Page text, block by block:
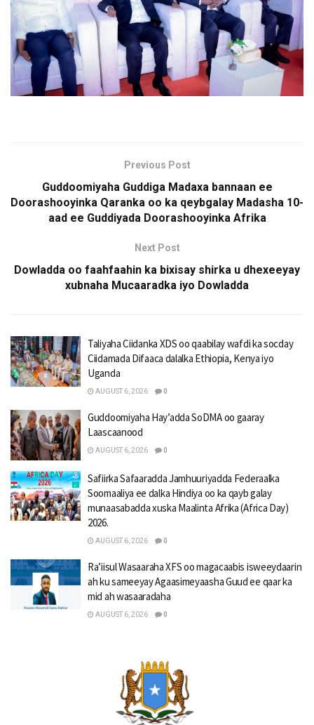
Previous Post
Guddoomiyaha Guddiga Madaxa bannaan ee
Doorashooyinka Qaranka oo ka qeybgalay Madasha 10-
aad ee Guddiyada Doorashooyinka Afrika
Next Post
Dowladda oo faahfaahin ka bixisay shirka u dhexeeyay
xubnaha Mucaaradka iyo Dowladda
Taliyaha Ciidanka XDS oo qaabilay wafdi ka socday
Ciidamada Difaaca dalalka Ethiopia, Kenya iyo
Uganda
AUGUST 6, 2026 0
Guddoomiyaha Hay’adda SoDMA oo gaaray
Laascaanood
AUGUST 6, 2026 0
Safiirka Safaaradda Jamhuuriyadda Federaalka
Soomaaliya ee dalka Hindiya oo ka qayb galay
munaasabadda xuska Maalinta Afrika (Africa Day)
2026.
AUGUST 6, 2026 0
Ra’iisul Wasaaraha XFS oo magacaabis isweeydaarin
ah ku sameeyay Agaasimeyaasha Guud ee qaar ka
mid ah wasaaradaha
AUGUST 6, 2026 0